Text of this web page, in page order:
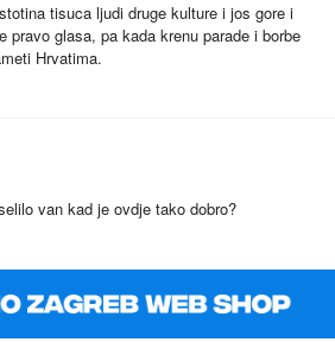
tisuca ljudi druge kulture i jos gore i
pravo glasa, pa kada krenu parade i borbe
Hrvatima.
van kad je ovdje tako dobro?